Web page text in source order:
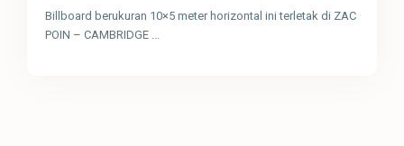
Billboard berukuran 10×5 meter horizontal ini terletak di ZAC
POIN – CAMBRIDGE ...